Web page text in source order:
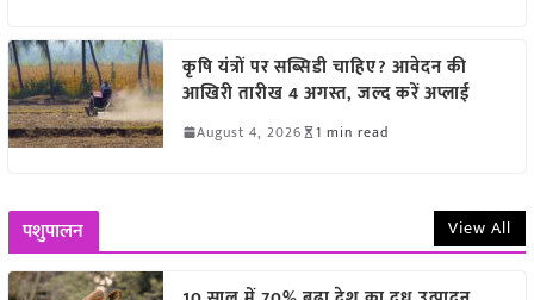
कृषि यंत्रों पर सब्सिडी चाहिए? आवेदन की
आखिरी तारीख 4 अगस्त, जल्द करें अप्लाई
August 4, 2026 1 min read
पशुपालन View All